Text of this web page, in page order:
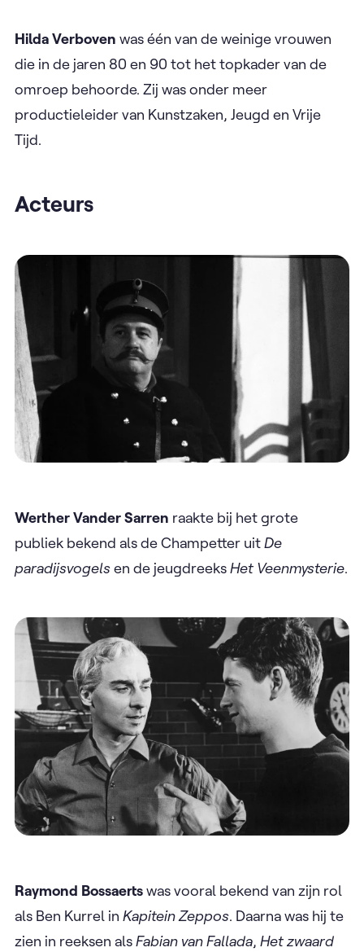
Hilda Verboven was één van de weinige vrouwen
die in de jaren 80 en 90 tot het topkader van de
omroep behoorde. Zij was onder meer
productieleider van Kunstzaken, Jeugd en Vrije
Tijd.
Acteurs
Werther Vander Sarren raakte bij het grote
publiek bekend als de Champetter uitDe
paradijsvogelsen de jeugdreeksHet Veenmysterie.
Raymond Bossaertswas vooral bekend van zijn rol
als Ben Kurrel in Kapitein Zeppos. Daarna was hij te
zien in reeksen alsFabian van Fallada, Het zwaard